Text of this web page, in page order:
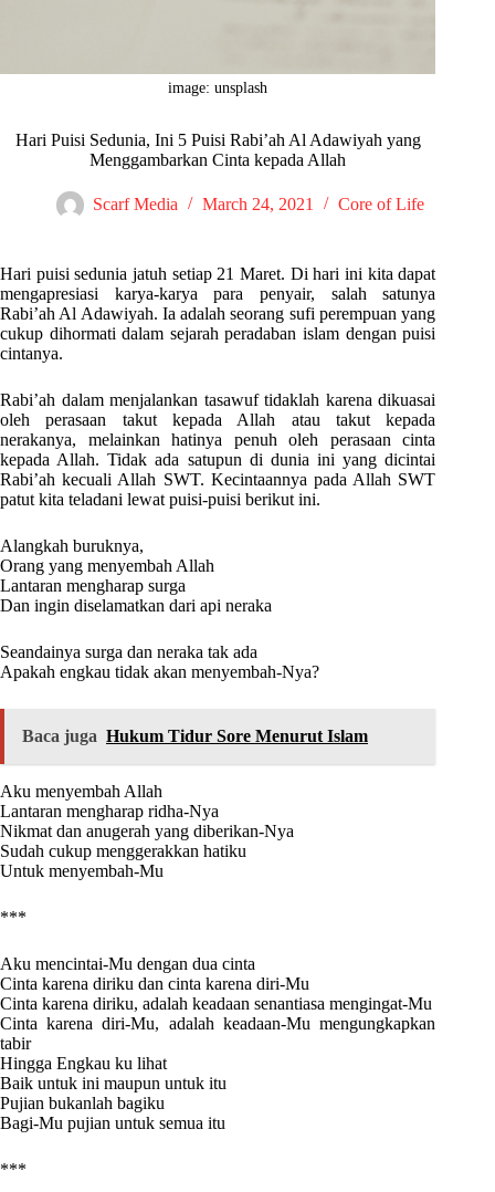
image: unsplash
Hari Puisi Sedunia, Ini 5 Puisi Rabi’ah Al Adawiyah yang
Menggambarkan Cinta kepada Allah
Scarf Media March 24, 2021 Core of Life
Hari puisi sedunia jatuh setiap 21 Maret. Di hari ini kita dapat
mengapresiasi karya-karya para penyair, salah satunya
Rabi’ah Al Adawiyah. Ia adalah seorang sufi perempuan yang
cukup dihormati dalam sejarah peradaban islam dengan puisi
cintanya.
Rabi’ah dalam menjalankan tasawuf tidaklah karena dikuasai
oleh perasaan takut kepada Allah atau takut kepada
nerakanya, melainkan hatinya penuh oleh perasaan cinta
kepada Allah. Tidak ada satupun di dunia ini yang dicintai
Rabi’ah kecuali Allah SWT. Kecintaannya pada Allah SWT
patut kita teladani lewat puisi-puisi berikut ini.
Alangkah buruknya,
Orang yang menyembah Allah
Lantaran mengharap surga
Dan ingin diselamatkan dari api neraka
Seandainya surga dan neraka tak ada
Apakah engkau tidak akan menyembah-Nya?
Baca juga Hukum Tidur Sore Menurut Islam
Aku menyembah Allah
Lantaran mengharap ridha-Nya
Nikmat dan anugerah yang diberikan-Nya
Sudah cukup menggerakkan hatiku
Untuk menyembah-Mu
***
Aku mencintai-Mu dengan dua cinta
Cinta karena diriku dan cinta karena diri-Mu
Cinta karena diriku, adalah keadaan senantiasa mengingat-Mu
Cinta karena diri-Mu, adalah keadaan-Mu mengungkapkan
tabir
Hingga Engkau ku lihat
Baik untuk ini maupun untuk itu
Pujian bukanlah bagiku
Bagi-Mu pujian untuk semua itu
***